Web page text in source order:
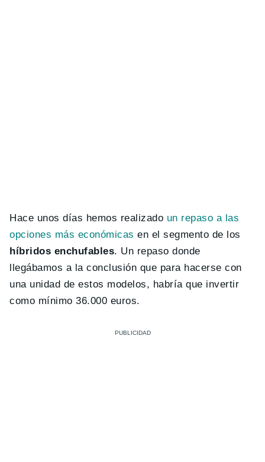
Hace unos días hemos realizado un repaso a las
opciones más económicas en el segmento de los
híbridos enchufables. Un repaso donde
llegábamos a la conclusión que para hacerse con
una unidad de estos modelos, habría que invertir
como mínimo 36.000 euros.